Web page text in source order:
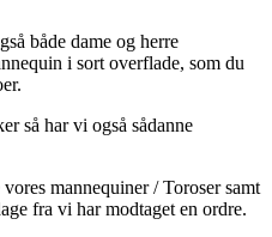
både dame og herre
i sort overflade, som du
så har vi også sådanne
mannequiner / Toroser samt
fra vi har modtaget en ordre.